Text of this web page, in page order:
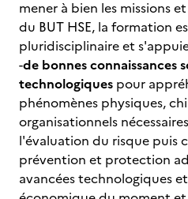
mener à bien les missions
du BUT HSE, la formation
pluridisciplinaire et
-de bonnes connaissances
technologiques pour
phénomènes physiques,
organisationnels
l'évaluation du risque puis
prévention et protection
avancées technologiques